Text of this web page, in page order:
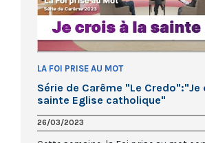
LA FOI PRISE AU MOT
Série de Carême "Le Credo":"Je
sainte Eglise catholique"
26/03/2023